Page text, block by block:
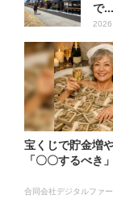
で...
宝くじで貯金増
「〇〇するべき」
合同会社デジタルファ